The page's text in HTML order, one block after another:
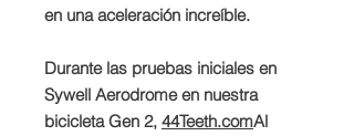
en una aceleración increíble.
Durante las pruebas iniciales en
Sywell Aerodrome en nuestra
bicicleta Gen 2, 44Teeth.comAl